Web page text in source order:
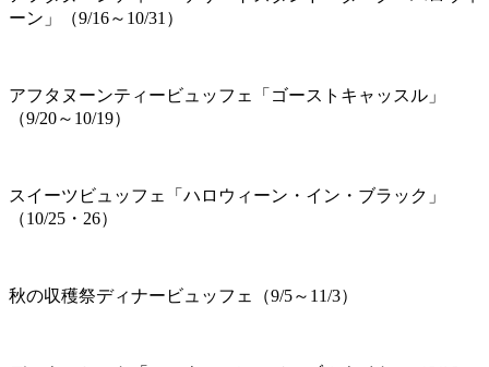
ーン」（9/16～10/31）
アフタヌーンティービュッフェ「ゴーストキャッスル」
（9/20～10/19）
スイーツビュッフェ「ハロウィーン・イン・ブラック」
（10/25・26）
秋の収穫祭ディナービュッフェ（9/5～11/3）